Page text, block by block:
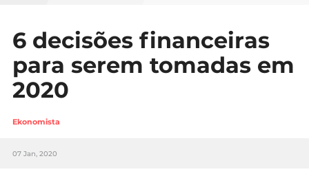
Carreira
Casa
Lifestyle
Sociedade
6 decisões financeiras
para serem tomadas em
2020
Ekonomista
07 Jan, 2020